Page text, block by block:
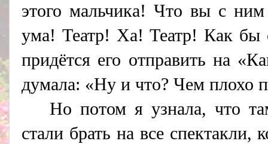
этого мальчика! Что вы с
ума! Театр! Ха! Театр! Как бы
придётся его отправить на
думала: «Ну и что? Чем плохо
Но потом я узнала, что
стали брать на все спектакли,